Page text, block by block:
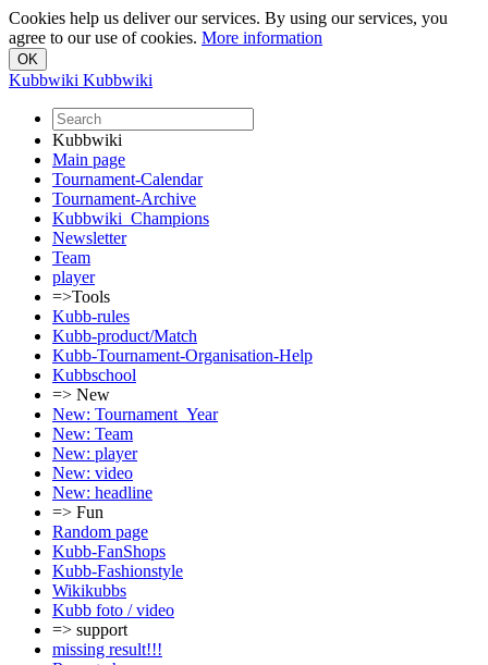
Cookies help us deliver our services. By using our services, you
agree to our use of cookies. More information
Kubbwiki Kubbwiki
Kubbwiki
Main page
Tournament-Calendar
Tournament-Archive
Kubbwiki_Champions
Newsletter
Team
player
=>Tools
Kubb-rules
Kubb-product/Match
Kubb-Tournament-Organisation-Help
Kubbschool
=> New
New: Tournament_Year
New: Team
New: player
New: video
New: headline
=> Fun
Random page
Kubb-FanShops
Kubb-Fashionstyle
Wikikubbs
Kubb foto / video
=> support
missing result!!!